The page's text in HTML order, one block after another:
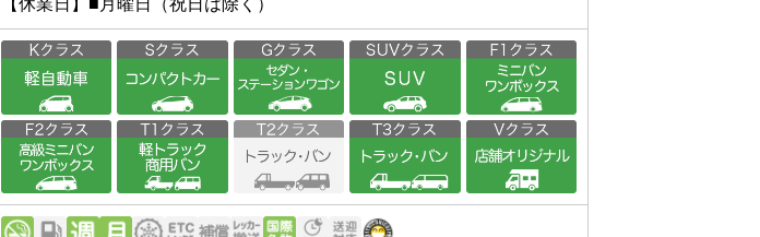
【休業日】■月曜日（祝日は除く）